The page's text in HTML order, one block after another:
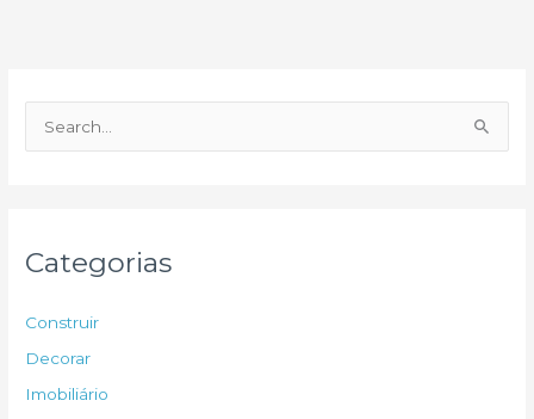
e
p
Categorias
Construir
Decorar
Imobiliário